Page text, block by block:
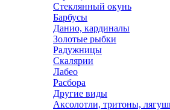
Стеклянный окунь
Барбусы
Данио, кардиналы
Золотые рыбки
Радужницы
Скалярии
Лабео
Расбора
Другие виды
Аксолотли, тритоны,